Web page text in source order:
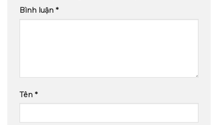
Bình luận *
Tên *